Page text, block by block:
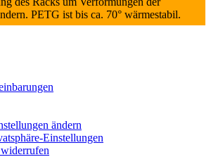
PETG ist bis ca. 70° wärmestabil.
ändern
Einstellungen